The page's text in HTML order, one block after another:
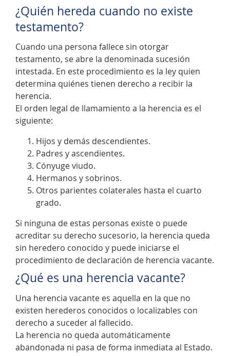
¿Quién hereda cuando no existe
testamento?
Cuando una persona fallece sin otorgar
testamento, se abre la denominada sucesión
intestada. En este procedimiento es la ley quien
determina quiénes tienen derecho a recibir la
herencia.
El orden legal de llamamiento a la herencia es el
siguiente:
Hijos y demás descendientes.
Padres y ascendientes.
Cónyuge viudo.
Hermanos y sobrinos.
Otros parientes colaterales hasta el cuarto
grado.
Si ninguna de estas personas existe o puede
acreditar su derecho sucesorio, la herencia queda
sin heredero conocido y puede iniciarse el
procedimiento de declaración de herencia vacante.
¿Qué es una herencia vacante?
Una herencia vacante es aquella en la que no
existen herederos conocidos o localizables con
derecho a suceder al fallecido.
La herencia no queda automáticamente
abandonada ni pasa de forma inmediata al Estado.